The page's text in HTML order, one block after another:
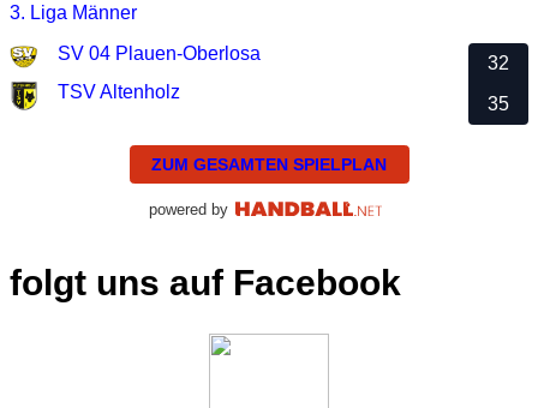
3. Liga Männer
SV 04 Plauen-Oberlosa
TSV Altenholz
32
35
ZUM GESAMTEN SPIELPLAN
powered by
folgt uns auf Facebook